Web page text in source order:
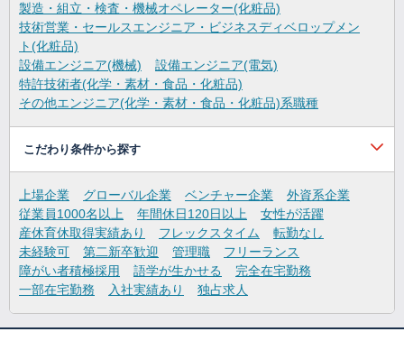
製造・組立・検査・機械オペレーター(化粧品)
技術営業・セールスエンジニア・ビジネスディベロップメン
ト(化粧品)
設備エンジニア(機械)
設備エンジニア(電気)
特許技術者(化学・素材・食品・化粧品)
その他エンジニア(化学・素材・食品・化粧品)系職種
こだわり条件から探す
上場企業 グローバル企業 ベンチャー企業
外資系企業
従業員1000名以上
年間休日120日以上
女性が活躍
産休育休取得実績あり
フレックスタイム
転勤なし
未経験可
第二新卒歓迎 管理職
フリーランス
障がい者積極採用
語学が生かせる
完全在宅勤務
一部在宅勤務
入社実績あり 独占求人